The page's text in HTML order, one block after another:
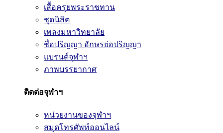
เสื้อครุยพระราชทาน
ชุดนิสิต
เพลงมหาวิทยาลัย
ชื่อปริญญา อักษรย่อปริญญา
แบรนด์จุฬาฯ
ภาพบรรยากาศ
ติดต่อจุฬาฯ
หน่วยงานของจุฬาฯ
สมุดโทรศัพท์ออนไลน์